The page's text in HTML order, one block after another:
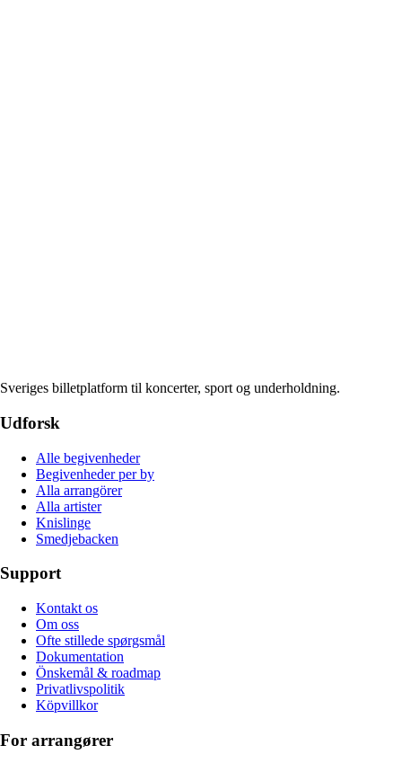
Sveriges billetplatform til koncerter, sport og underholdning.
Udforsk
Alle begivenheder
Begivenheder per by
Alla arrangörer
Alla artister
Knislinge
Smedjebacken
Support
Kontakt os
Om oss
Ofte stillede spørgsmål
Dokumentation
Önskemål & roadmap
Privatlivspolitik
Köpvillkor
For arrangører